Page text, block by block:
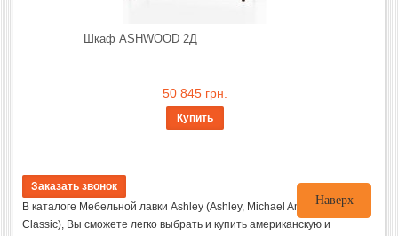
Шкаф ASHWOOD 2Д
50 845 грн.
Купить
В каталоге Мебельной лавки Ashley (Ashley, Michael Amini, Legacy
Classic), Вы сможете легко выбрать и купить американскую и
Наверх